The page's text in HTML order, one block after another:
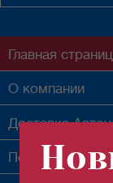
Главная
О компании
Доставка
Поставщикам